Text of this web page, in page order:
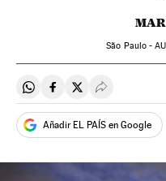
São Paulo -
Compartir en Whatsapp
Compartir en
Compartir en
Desplegar
Añadir EL PAÍS en Google